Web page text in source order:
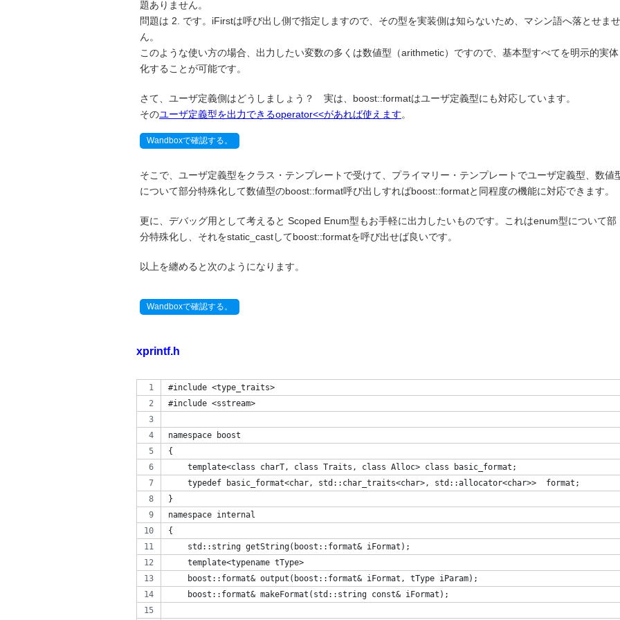
題ありません。
問題は 2. です。iFirstは呼び出し側で指定しますので、その型を実装側は知らないため、マシン語へ落とせませ
ん。
このような使い方の場合、出力したい変数の多くは数値型（arithmetic）ですので、基本型すべてを明示的実体
化することが可能です。
さて、ユーザ定義側はどうしましょう？ 実は、boost::formatはユーザ定義型にも対応しています。
そのユーザ定義型を出力できるoperator<<があれば使えます。
Wandboxで確認する。
そこで、ユーザ定義型をクラス・テンプレートで受けて、プライマリー・テンプレートでユーザ定義型、数値
について部分特殊化して数値型のboost::format呼び出しすればboost::formatと同程度の機能に対応できます。
更に、デバッグ用として考えると Scoped Enum型もお手軽に出力したいものです。これはenum型について部
分特殊化し、それをstatic_castしてboost::formatを呼び出せば良いです。
以上を纏めると次のようになります。
Wandboxで確認する。
xprintf.h
﻿#include <type_traits>
#include <sstream>
namespace boost
{
    template<class charT, class Traits, class Alloc> class basic_format;
    typedef basic_format<char, std::char_traits<char>, std::allocator<char>>  format;
}
namespace internal
{
    std::string getString(boost::format& iFormat);
    template<typename tType>
    boost::format& output(boost::format& iFormat, tType iParam);
    boost::format& makeFormat(std::string const& iFormat);